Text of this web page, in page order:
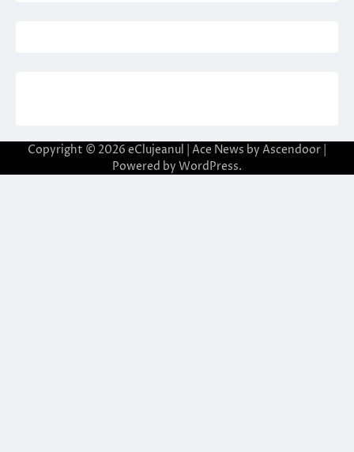
Copyright © 2026 eClujeanul | Ace News by Ascendoor
Powered by WordPress.